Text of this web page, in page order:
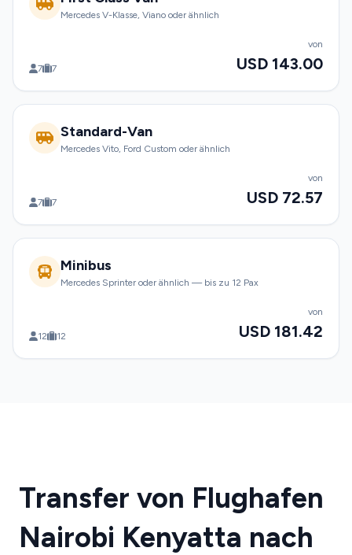
Mercedes V-Klasse, Viano oder ähnlich
7 7
von
USD 143.00
Standard-Van
Mercedes Vito, Ford Custom oder ähnlich
7 7
von
USD 72.57
Minibus
Mercedes Sprinter oder ähnlich — bis zu 12 Pax
12 12
von
USD 181.42
Transfer von Flughafen
Nairobi Kenyatta nach